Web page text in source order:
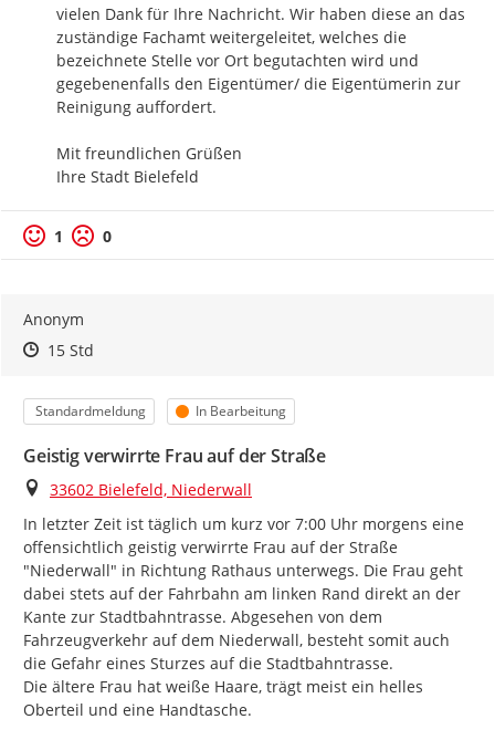
vielen Dank für Ihre Nachricht. Wir haben diese an das
zuständige Fachamt weitergeleitet, welches die
bezeichnete Stelle vor Ort begutachten wird und
gegebenenfalls den Eigentümer/ die Eigentümerin zur
Reinigung auffordert.
Mit freundlichen Grüßen
Ihre Stadt Bielefeld
1 0
Anonym
Zeitpunkt des Erstellens
Zeitpunkt des Erstellens
15 StdZur Äußerung
Kategorie
Standardmeldung Status
In Bearbeitung
Geistig verwirrte Frau auf der Straße
Ort
33602 Bielefeld, Niederwall
In letzter Zeit ist täglich um kurz vor 7:00 Uhr morgens eine
offensichtlich geistig verwirrte Frau auf der Straße
"Niederwall" in Richtung Rathaus unterwegs. Die Frau geht
dabei stets auf der Fahrbahn am linken Rand direkt an der
Kante zur Stadtbahntrasse. Abgesehen von dem
Fahrzeugverkehr auf dem Niederwall, besteht somit auch
die Gefahr eines Sturzes auf die Stadtbahntrasse.
Die ältere Frau hat weiße Haare, trägt meist ein helles
Oberteil und eine Handtasche.